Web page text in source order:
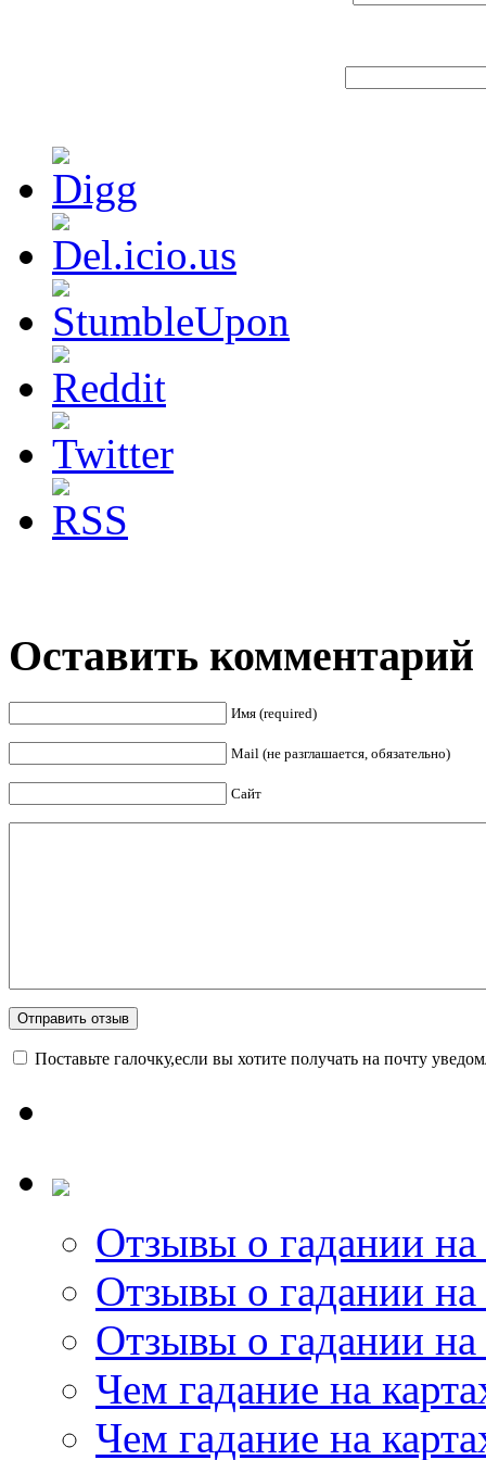
Оставить комментарий
Имя (required)
Mail (не разглашается, обязательно)
Сайт
Поставьте галочку,если вы хотите получать на почту
Отзывы о гадании на
Отзывы о гадании на
Отзывы о гадании на
Чем гадание на
Чем гадание на